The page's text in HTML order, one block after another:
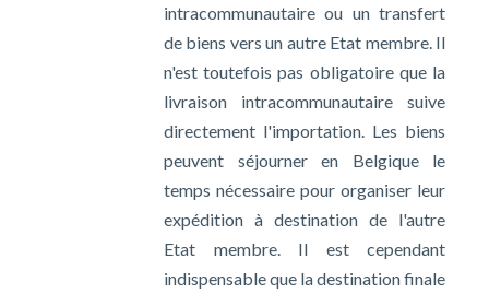
intracommunautaire ou un transfert
de biens vers un autre Etat membre. Il
n'est toutefois pas obligatoire que la
livraison intracommunautaire suive
directement l'importation. Les biens
peuvent séjourner en Belgique le
temps nécessaire pour organiser leur
expédition à destination de l'autre
Etat membre. Il est cependant
indispensable que la destination finale